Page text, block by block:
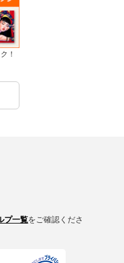
！
プ一覧をご確認くださ